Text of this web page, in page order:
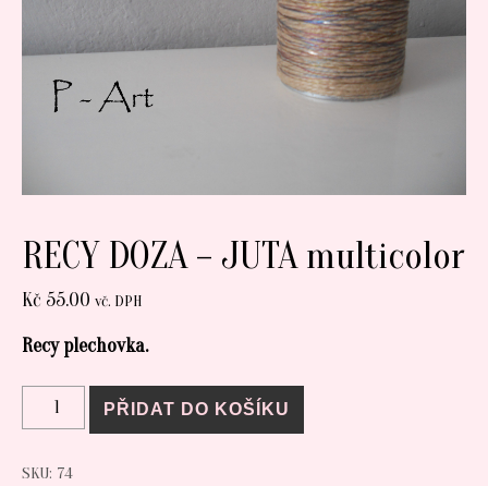
RECY DOZA – JUTA multicolor
Kč 55.00 vč. DPH
Recy plechovka.
RECY DOZA - JUTA multicolor množství
PŘIDAT DO KOŠÍKU
SKU: 74